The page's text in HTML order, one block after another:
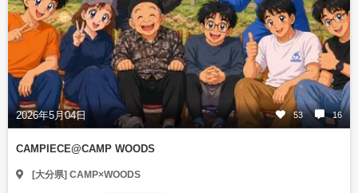
2026年5月04日 53 16
CAMPIECE@CAMP WOODS
[大分県] CAMP×WOODS